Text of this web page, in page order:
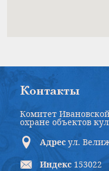
Контакты
Комитет
охране объектов
Адрес ул.
Индекс 153022